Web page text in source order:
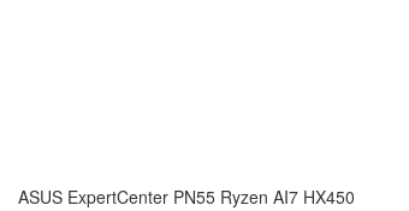
ASUS ExpertCenter PN55 Ryzen AI7 HX450